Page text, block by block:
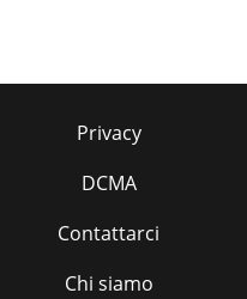
Privacy
DCMA
Contattarci
Chi siamo